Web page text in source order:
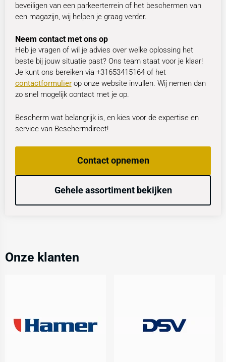
beveiligen van een parkeerterrein of het beschermen van
een magazijn, wij helpen je graag verder.
Neem contact met ons op
Heb je vragen of wil je advies over welke oplossing het
beste bij jouw situatie past? Ons team staat voor je klaar!
Je kunt ons bereiken via +31653415164 of het
contactformulierop onze website invullen. Wij nemen dan
zo snel mogelijk contact met je op.
Bescherm wat belangrijk is, en kies voor de expertise en
service van Beschermdirect!
Contact opnemen
Gehele assortiment bekijken
Onze klanten